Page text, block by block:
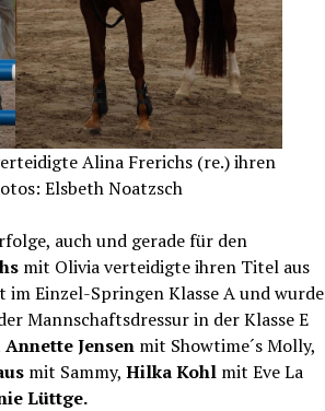
Alina Frerichs (re.) ihren
Elsbeth Noatzsch
auch und gerade für den
mit Olivia verteidigte ihren Titel aus
Einzel-Springen Klasse A und wurde
Mannschaftsdressur in der Klasse E
Annette Jensen mit Showtime´s Molly,
mit Sammy, Hilka Kohl mit Eve La
Lüttge.